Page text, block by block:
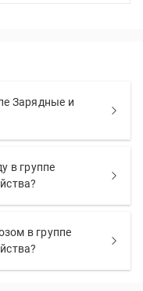
Зарядные и
в группе
в группе